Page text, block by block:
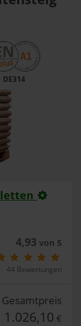
DE314
4,93 von 5
44 Bewertungen
Gesamtpreis
1.026,10 €